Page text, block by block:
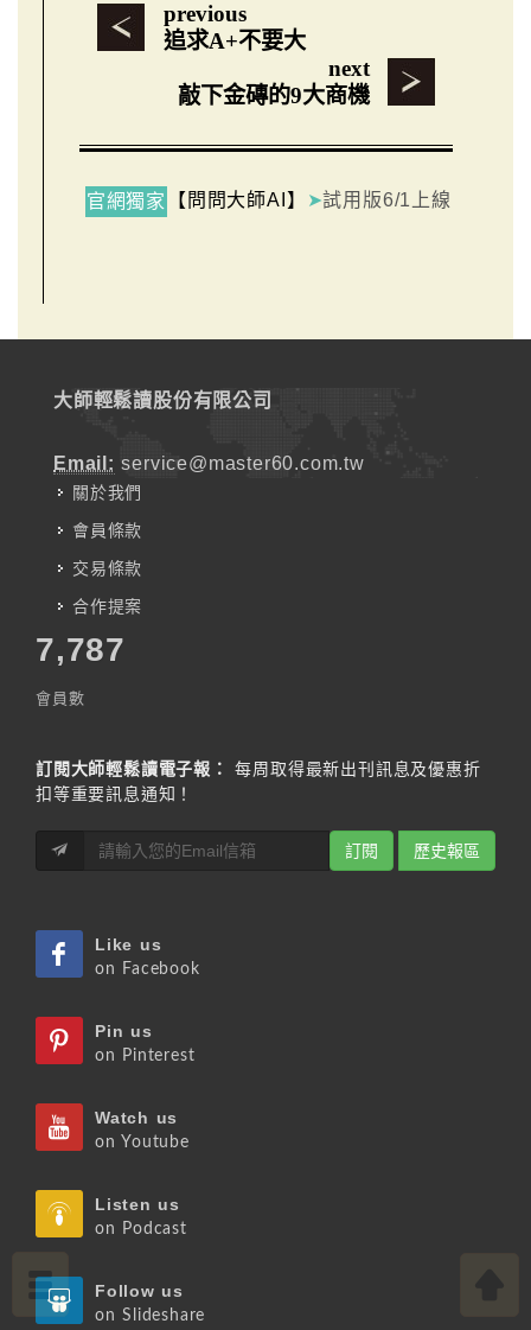
previous
追求A+不要大
next
敲下金磚的9大商機
官網獨家 【問問大師AI】 ➤試用版6/1上線
大師輕鬆讀股份有限公司
Email: service@master60.com.tw
關於我們
會員條款
交易條款
合作提案
7,787
會員數
訂閱大師輕鬆讀電子報：
每周取得最新出刊訊息及優惠折
扣等重要訊息通知！
訂閱 歷史報區
Like us
on Facebook
Pin us
on Pinterest
Watch us
on Youtube
Listen us
on Podcast
Follow us
on Slideshare